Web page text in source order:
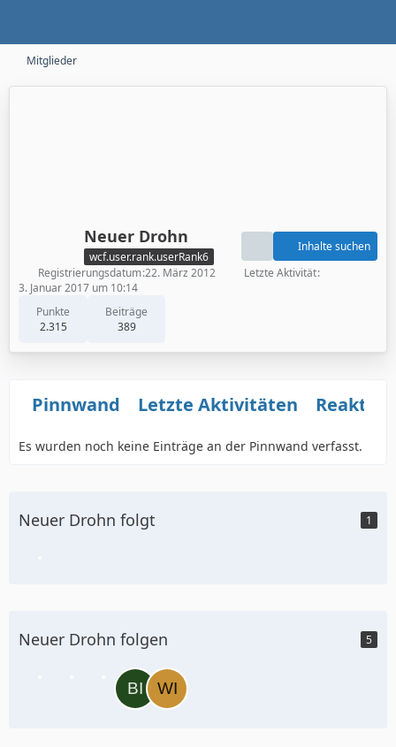
Mitglieder
Neuer Drohn
wcf.user.rank.userRank6
Punkte
2.315
Beiträge
389
Inhalte suchen
Registrierungsdatum 22. März 2012
Letzte Aktivität
3. Januar 2017 um 10:14
Pinnwand Letzte Aktivitäten
Es wurden noch keine Einträge an der Pinnwand verfasst.
Neuer Drohn folgt 1
Neuer Drohn folgen 5